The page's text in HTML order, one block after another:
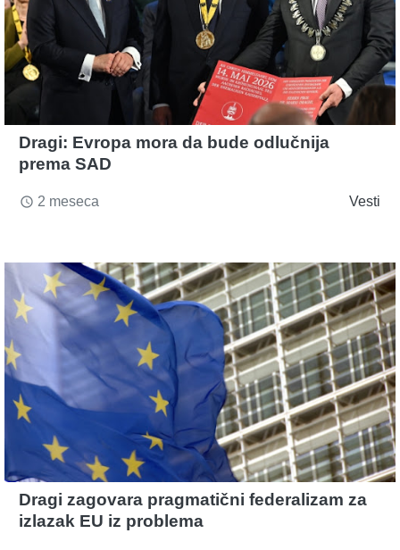
Dragi: Evropa mora da bude odlučnija
prema SAD
access_time 2 meseca Vesti
Dragi zagovara pragmatični federalizam za
izlazak EU iz problema